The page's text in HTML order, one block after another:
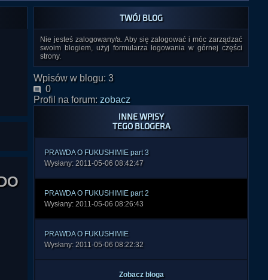
TWÓJ BLOG
Nie jesteś zalogowany/a. Aby się zalogować i móc zarządzać
swoim blogiem, użyj formularza logowania w górnej części
strony.
Wpisów w blogu: 3
0
Profil na forum: zobacz
INNE WPISY
TEGO BLOGERA
PRAWDA O FUKUSHIMIE part 3
Wysłany: 2011-05-06 08:42:47
PRAWDA O FUKUSHIMIE part 2
Wysłany: 2011-05-06 08:26:43
PRAWDA O FUKUSHIMIE
Wysłany: 2011-05-06 08:22:32
Zobacz bloga